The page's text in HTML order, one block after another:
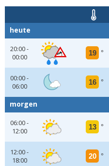
heute
20:00 -
00:00
19 °
00:00 -
06:00
16 °
morgen
06:00 -
12:00
13 °
12:00 -
18:00
20 °